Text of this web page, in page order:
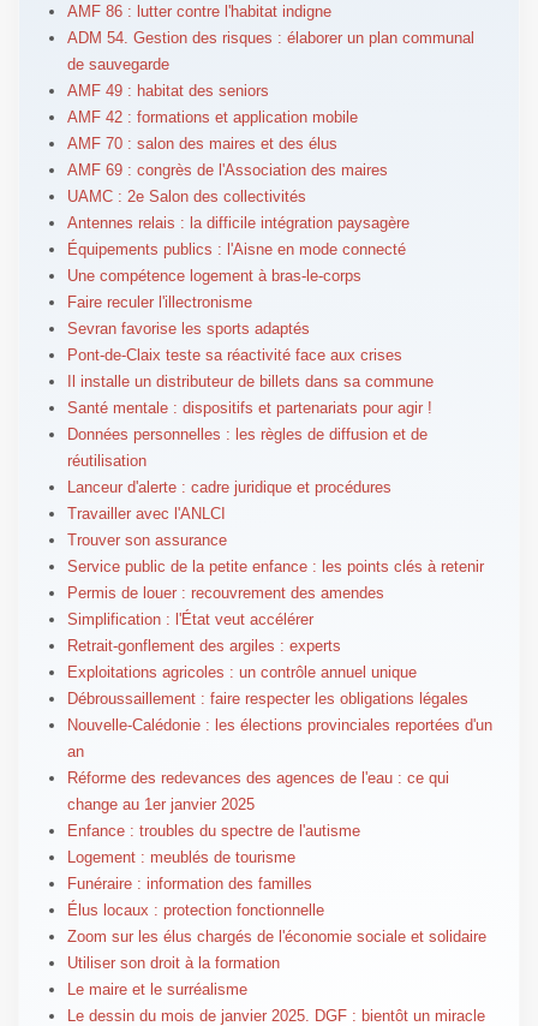
AMF 86 : lutter contre l'habitat indigne
ADM 54. Gestion des risques : élaborer un plan communal
de sauvegarde
AMF 49 : habitat des seniors
AMF 42 : formations et application mobile
AMF 70 : salon des maires et des élus
AMF 69 : congrès de l'Association des maires
UAMC : 2e Salon des collectivités
Antennes relais : la difficile intégration paysagère
Équipements publics : l'Aisne en mode connecté
Une compétence logement à bras-le-corps
Faire reculer l'illectronisme
Sevran favorise les sports adaptés
Pont-de-Claix teste sa réactivité face aux crises
Il installe un distributeur de billets dans sa commune
Santé mentale : dispositifs et partenariats pour agir !
Données personnelles : les règles de diffusion et de
réutilisation
Lanceur d'alerte : cadre juridique et procédures
Travailler avec l'ANLCI
Trouver son assurance
Service public de la petite enfance : les points clés à retenir
Permis de louer : recouvrement des amendes
Simplification : l'État veut accélérer
Retrait-gonflement des argiles : experts
Exploitations agricoles : un contrôle annuel unique
Débroussaillement : faire respecter les obligations légales
Nouvelle-Calédonie : les élections provinciales reportées d'un
an
Réforme des redevances des agences de l'eau : ce qui
change au 1er janvier 2025
Enfance : troubles du spectre de l'autisme
Logement : meublés de tourisme
Funéraire : information des familles
Élus locaux : protection fonctionnelle
Zoom sur les élus chargés de l'économie sociale et solidaire
Utiliser son droit à la formation
Le maire et le surréalisme
Le dessin du mois de janvier 2025. DGF : bientôt un miracle